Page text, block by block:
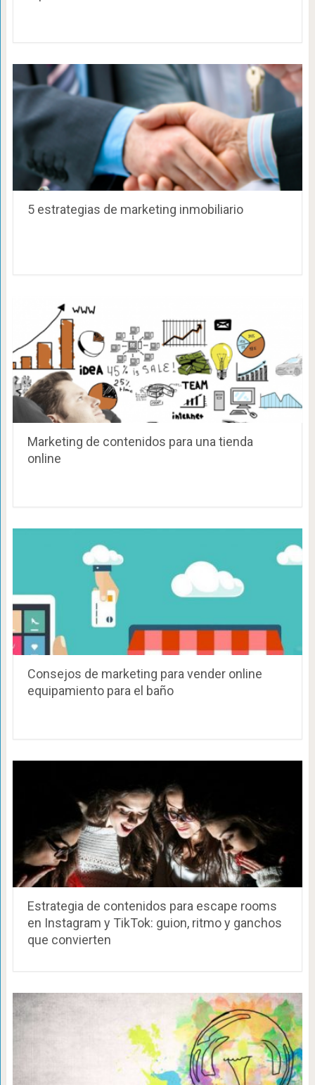
5 estrategias de marketing inmobiliario
Marketing de contenidos para una tienda
online
Consejos de marketing para vender online
equipamiento para el baño
Estrategia de contenidos para escape rooms
en Instagram y TikTok: guion, ritmo y ganchos
que convierten